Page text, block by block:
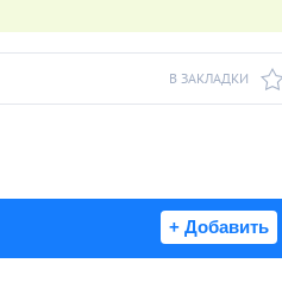
В ЗАКЛАДКИ
+ Добавить